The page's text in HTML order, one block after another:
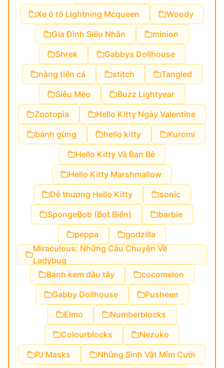
Xe ô tô Lightning Mcqueen
Woody
Gia Đình Siêu Nhân
minion
Shrek
Gabbys Dollhouse
nàng tiên cá
stitch
Tangled
Siêu Mèo
Buzz Lightyear
Zootopia
Hello Kitty Ngày Valentine
bánh gừng
hello kitty
Kuromi
Hello Kitty Và Bạn Bè
Hello Kitty Marshmallow
Dễ thương Hello Kitty
sonic
SpongeBob (Bọt Biển)
barbie
peppa
godzilla
Miraculous: Những Câu Chuyện Về
Ladybug
Bánh kem dâu tây
cocomelon
Gabby Dollhouse
Pusheen
Elmo
Numberblocks
Colourblocks
Nezuko
PJ Masks
Những Sinh Vật Mỉm Cười